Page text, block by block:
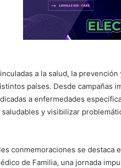
a la salud, la
países. Desde campañas
a enfermedades
y visibilizar
conmemoraciones se destaca
de Familia, una jornada